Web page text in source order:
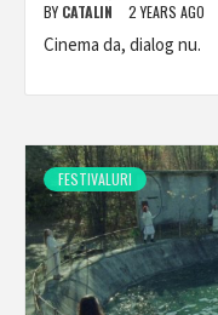
BY CATALIN 2 YEARS AGO
Cinema da, dialog nu.
FESTIVALURI